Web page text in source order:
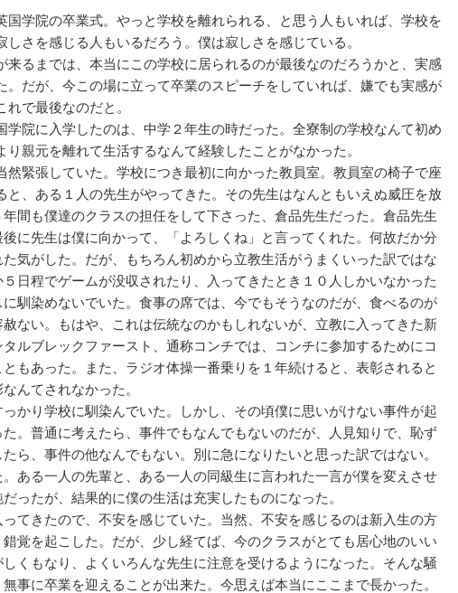
学院の卒業式。やっと学校を離れられる、と思う人もいれば、学校を
しさを感じる人もいるだろう。僕は寂しさを感じている。
るまでは、本当にこの学校に居られるのが最後なのだろうかと、実感
。だが、今この場に立って卒業のスピーチをしていれば、嫌でも実感が
れで最後なのだと。
院に入学したのは、中学２年生の時だった。全寮制の学校なんて初め
り親元を離れて生活するなんて経験したことがなかった。
緊張していた。学校につき最初に向かった教員室。教員室の椅子で座
と、ある１人の先生がやってきた。その先生はなんともいえぬ威圧を放
間も僕達のクラスの担任をして下さった、倉品先生だった。倉品先生
に先生は僕に向かって、「よろしくね」と言ってくれた。何故だか分
気がした。だが、もちろん初めから立教生活がうまくいった訳ではな
日程でゲームが没収されたり、入ってきたとき１０人しかいなかった
馴染めないでいた。食事の席では、今でもそうなのだが、食べるのが
ない。もはや、これは伝統なのかもしれないが、立教に入ってきた新
ルブレックファースト、通称コンチでは、コンチに参加するためにコ
もあった。また、ラジオ体操一番乗りを１年続けると、表彰されると
んてされなかった。
かり学校に馴染んでいた。しかし、その頃僕に思いがけない事件が起
。普通に考えたら、事件でもなんでもないのだが、人見知りで、恥ず
ら、事件の他なんでもない。別に急になりたいと思った訳ではない。
ある一人の先輩と、ある一人の同級生に言われた一言が僕を変えさせ
ったが、結果的に僕の生活は充実したものになった。
てきたので、不安を感じていた。当然、不安を感じるのは新入生の方
覚を起こした。だが、少し経てば、今のクラスがとても居心地のいい
くもなり、よくいろんな先生に注意を受けるようになった。そんな騒
事に卒業を迎えることが出来た。今思えば本当にここまで長かった。